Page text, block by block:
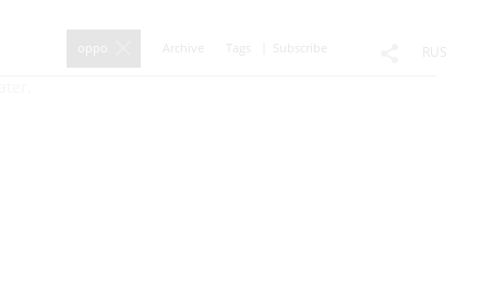
RUS
oppo Archive Tags Subscribe